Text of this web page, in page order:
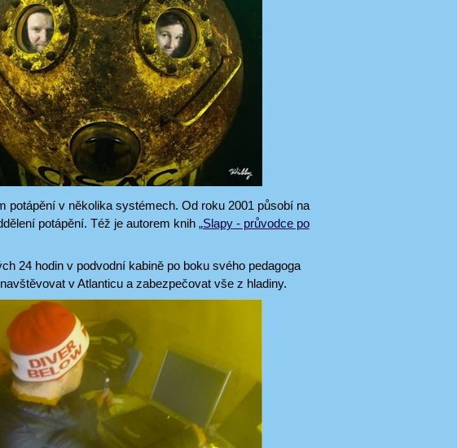
potápění v několika systémech. Od roku 2001 působí na
potápění. Též je autorem knih „Slapy - průvodce po
24 hodin v podvodní kabině po boku svého pedagoga
v Atlanticu a zabezpečovat vše z hladiny.